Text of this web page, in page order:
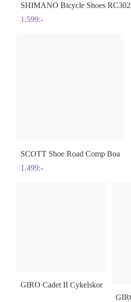
SHIMANO Bicycle Shoes
1.599:-
SCOTT Shoe Road Comp Boa
1.499:-
GIRO Cadet II Cykelskor